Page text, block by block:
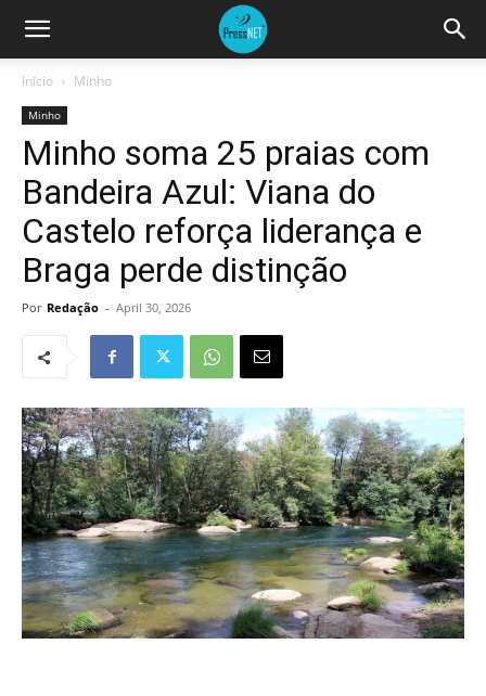
Início Minho
Minho
Minho soma 25 praias com
Bandeira Azul: Viana do
Castelo reforça liderança e
Braga perde distinção
Por Redação - April 30, 2026